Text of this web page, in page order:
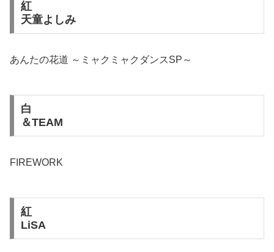
紅
天童よしみ
あんたの花道 ～ミャクミャクダンスSP～
白
＆TEAM
FIREWORK
紅
LiSA